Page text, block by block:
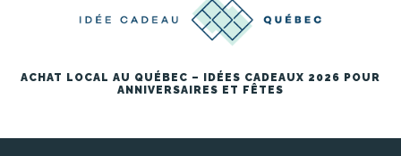
ACHAT LOCAL AU QUÉBEC – IDÉES CADEAUX 2026 POUR
ANNIVERSAIRES ET FÊTES